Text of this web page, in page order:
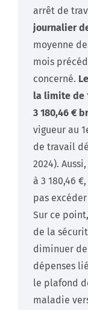
arrêt de
journalier
moyenne
mois
concerné.
la limite de
3 180,46 €
vigueur au
de travail
2024).
à 3 180,46
pas
Sur ce
de la
diminuer
dépenses
le plafond
maladie